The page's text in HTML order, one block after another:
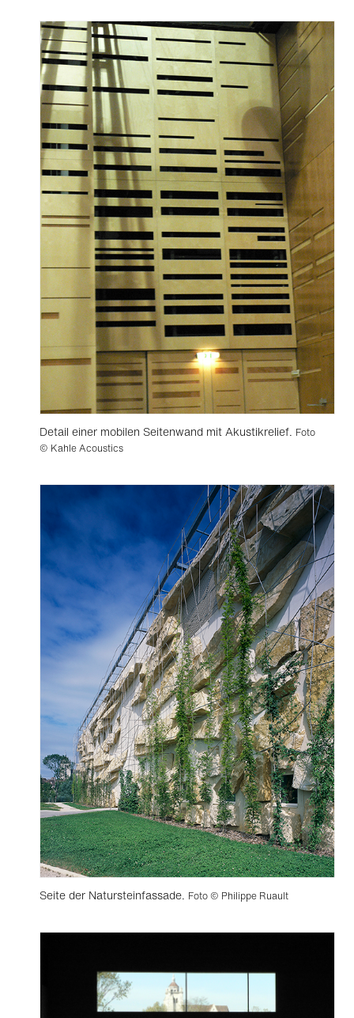
Detail einer mobilen Seitenwand mit Akustikrelief. Foto
© Kahle Acoustics
Seite der Natursteinfassade. Foto © Philippe Ruault